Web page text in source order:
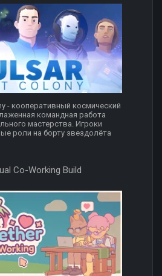
- кооперативный космический
командная работа
мастерства. Игроки
роли на борту звездолёта
Co-Working Build